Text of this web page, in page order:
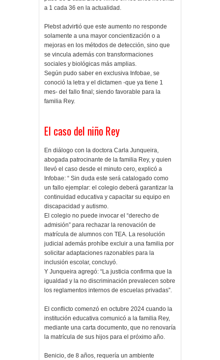
a 1 cada 36 en la actualidad.
Plebst advirtió que este aumento no responde
solamente a una mayor concientización o a
mejoras en los métodos de detección, sino que
se vincula además con transformaciones
sociales y biológicas más amplias.
Según pudo saber en exclusiva Infobae, se
conoció la letra y el dictamen -que ya tiene 1
mes- del fallo final; siendo favorable para la
familia Rey.
El caso del niño Rey
En diálogo con la doctora Carla Junqueira,
abogada patrocinante de la familia Rey, y quien
llevó el caso desde el minuto cero, explicó a
Infobae: “ Sin duda este será catalogado como
un fallo ejemplar: el colegio deberá garantizar la
continuidad educativa y capacitar su equipo en
discapacidad y autismo.
El colegio no puede invocar el “derecho de
admisión” para rechazar la renovación de
matrícula de alumnos con TEA. La resolución
judicial además prohíbe excluir a una familia por
solicitar adaptaciones razonables para la
inclusión escolar, concluyó.
Y Junqueira agregó: “La justicia confirma que la
igualdad y la no discriminación prevalecen sobre
los reglamentos internos de escuelas privadas”.
El conflicto comenzó en octubre 2024 cuando la
institución educativa comunicó a la familia Rey,
mediante una carta documento, que no renovaría
la matrícula de sus hijos para el próximo año.
Benicio, de 8 años, requería un ambiente